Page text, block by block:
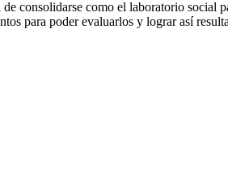
consolidarse como el laboratorio
para poder evaluarlos y lograr así